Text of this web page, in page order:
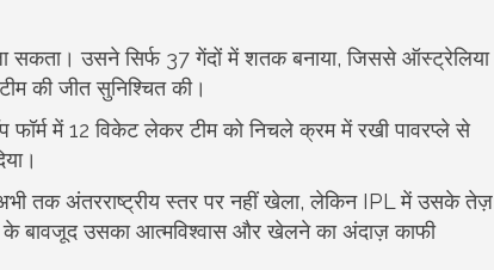
सकता। उसने सिर्फ 37 गेंदों में शतक बनाया, जिससे ऑस्ट्रेलिया
की जीत सुनिश्चित की।
में 12 विकेट लेकर टीम को निचले क्रम में रखी पावरप्ले से
तक अंतरराष्ट्रीय स्तर पर नहीं खेला, लेकिन IPL में उसके तेज़
के बावजूद उसका आत्मविश्वास और खेलने का अंदाज़ काफी